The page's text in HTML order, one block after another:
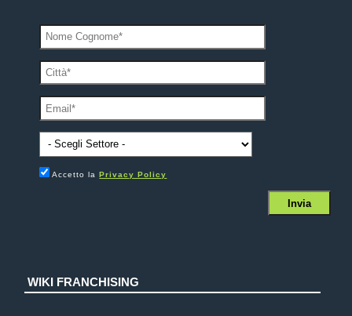
Accetto laPrivacy Policy
WIKI FRANCHISING